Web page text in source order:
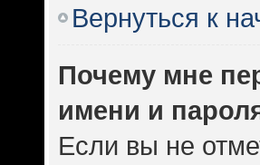
Вернуться к
Почему мне
имени и
Если вы не